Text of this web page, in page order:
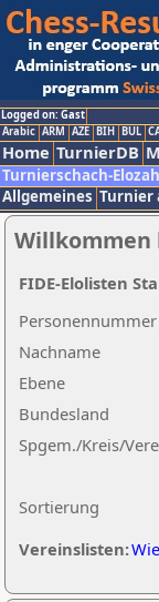
Logged on: Gast
Arabic ARM AZE BIH BUL
Home TurnierDB
Turnierschach-
Allgemeines Turnier
Willkommen
Nachname
Ebene
Sortierung
Personennummer
Bundesland
Spgem./Kreis/
Vereinslisten:
FIDE-Elolisten